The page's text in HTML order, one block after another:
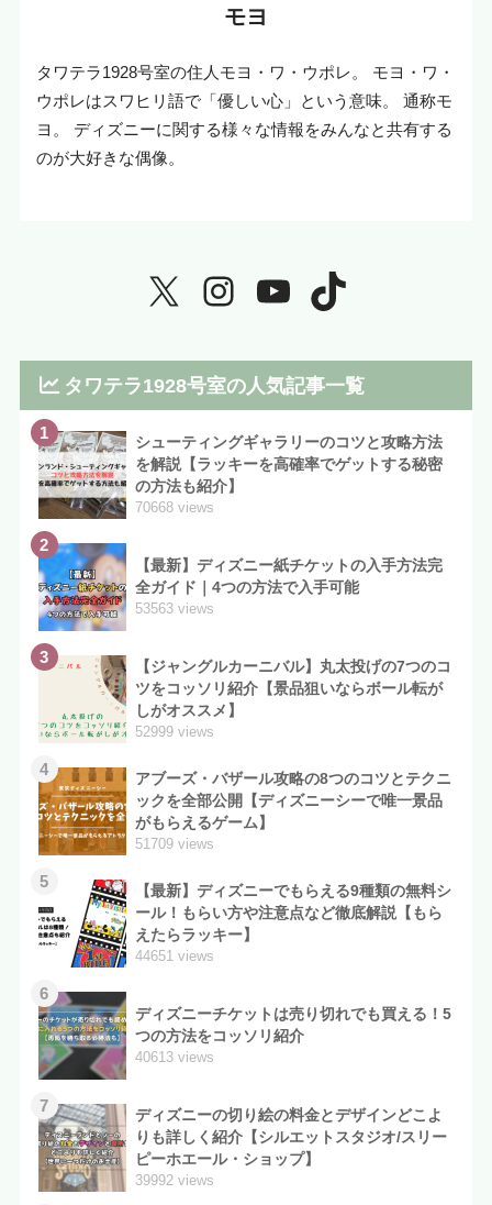
モヨ
タワテラ1928号室の住人モヨ・ワ・ウポレ。 モヨ・ワ・
ウポレはスワヒリ語で「優しい心」という意味。 通称モ
ヨ。 ディズニーに関する様々な情報をみんなと共有する
のが大好きな偶像。
タワテラ1928号室の人気記事一覧
1
シューティングギャラリーのコツと攻略方法
を解説【ラッキーを高確率でゲットする秘密
の方法も紹介】
70668 views
2
【最新】ディズニー紙チケットの入手方法完
全ガイド｜4つの方法で入手可能
53563 views
3
【ジャングルカーニバル】丸太投げの7つのコ
ツをコッソリ紹介【景品狙いならボール転が
しがオススメ】
52999 views
4
アブーズ・バザール攻略の8つのコツとテクニ
ックを全部公開【ディズニーシーで唯一景品
がもらえるゲーム】
51709 views
5
【最新】ディズニーでもらえる9種類の無料シ
ール！もらい方や注意点など徹底解説【もら
えたらラッキー】
44651 views
6
ディズニーチケットは売り切れでも買える！5
つの方法をコッソリ紹介
40613 views
7
ディズニーの切り絵の料金とデザインどこよ
りも詳しく紹介【シルエットスタジオ/スリー
ピーホエール・ショップ】
39992 views